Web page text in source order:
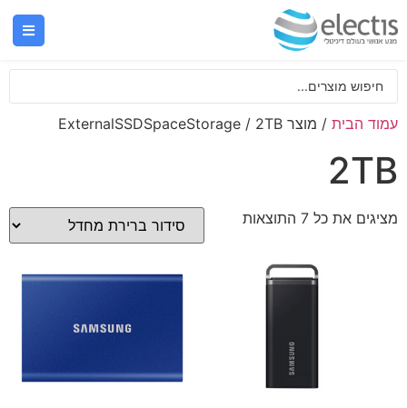
עמוד הבית / מוצר ExternalSSDSpaceStorage / 2TB
2TB
מציגים את כל ⁦7⁩ התוצאות